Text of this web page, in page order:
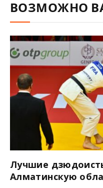
ВОЗМОЖНО
Лучшие
Алматинскую